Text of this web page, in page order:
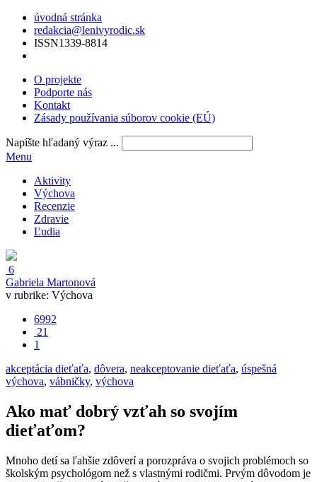
úvodná stránka
redakcia@lenivyrodic.sk
ISSN1339-8814
O projekte
Podporte nás
Kontakt
Zásady používania súborov cookie (EÚ)
Napíšte hľadaný výraz ...
Menu
Aktivity
Výchova
Recenzie
Zdravie
Ľudia
6
Gabriela Martonová
v rubrike: Výchova
6992
21
1
akceptácia dieťaťa, dôvera, neakceptovanie dieťaťa, úspešná
výchova, vábničky, výchova
Ako mať dobrý vzťah so svojím
dieťaťom?
Mnoho detí sa ľahšie zdôverí a porozpráva o svojich problémoch so
školským psychológom než s vlastnými rodičmi. Prvým dôvodom je